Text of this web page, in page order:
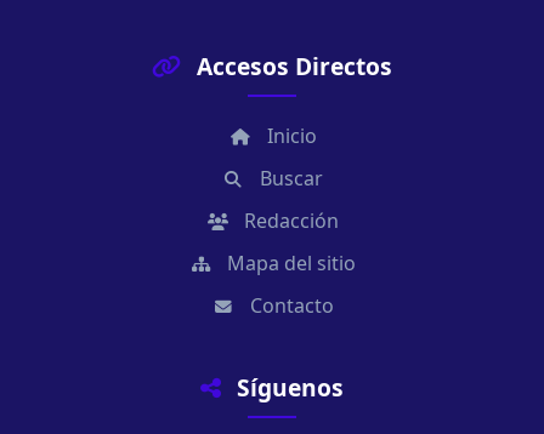
Accesos Directos
Inicio
Buscar
Redacción
Mapa del sitio
Contacto
Síguenos